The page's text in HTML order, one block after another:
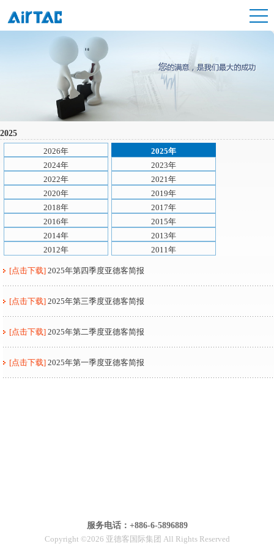
2025
2026年
2025年
2024年
2023年
2022年
2021年
2020年
2019年
2018年
2017年
2016年
2015年
2014年
2013年
2012年
2011年
[点击下载] 2025年第四季度亚德客简报
[点击下载] 2025年第三季度亚德客简报
[点击下载] 2025年第二季度亚德客简报
[点击下载] 2025年第一季度亚德客简报
服务电话：+886-6-5896889
Copyright ©2026 亚德客国际集团 All Rights Reserved